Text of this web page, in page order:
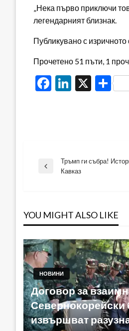
„Нека първо приключи
легендарният близнак.
Публикувано с
Прочетено 51 пъти, 1
Facebook
LinkedIn
X
Previous
Тръмп ги събра!
Кавказ
YOU MIGHT ALSO LIKE
НОВИНИ
Договор за
Севернокорейски
извършват